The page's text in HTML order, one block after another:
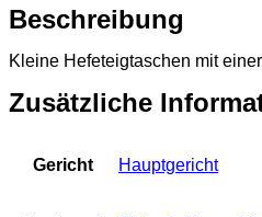
Beschreibung
Kleine Hefeteigtaschen mit
Zusätzliche
Gericht Hauptgericht